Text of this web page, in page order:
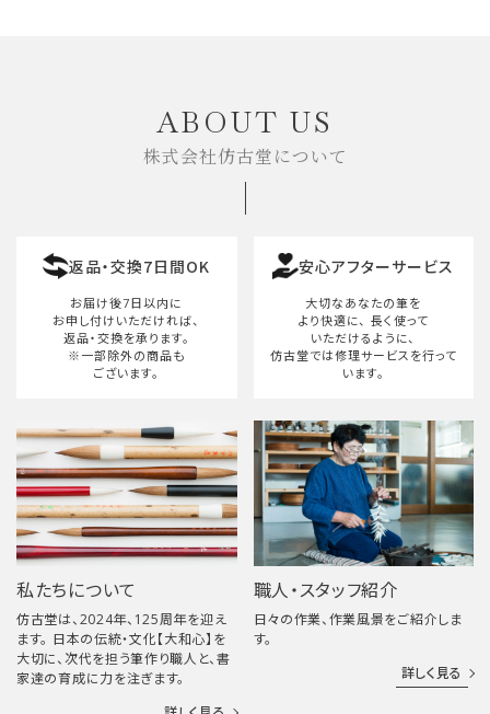
検索する
ABOUT US
株式会社仿古堂について
返品・交換7日間OK
お届け後7日以内に
お申し付けいただければ、
返品・交換を承ります。
※一部除外の商品も
ございます。
安心アフターサービス
大切なあなたの筆を
より快適に、 長く使って
いただけるように、
仿古堂では修理サービスを行って
います。
私たちについて
仿古堂は、2024年、125周年を迎え
ます。 日本の伝統・文化【大和心】を
大切に、次代を担う筆作り職人と、書
家達の育成に力を注ぎます。
職人・スタッフ紹介
日々の作業、作業風景をご紹介しま
す。
詳しく見る